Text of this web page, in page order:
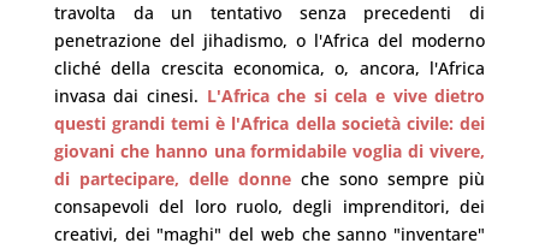
travolta da un tentativo senza precedenti di
penetrazione del jihadismo, o l'Africa del moderno
cliché della crescita economica, o, ancora, l'Africa
invasa dai cinesi. L'Africa che si cela e vive dietro
questi grandi temi è l'Africa della società civile: dei
giovani che hanno una formidabile voglia di vivere,
di partecipare, delle donneche sono sempre più
consapevoli del loro ruolo, degli imprenditori, dei
creativi, dei "maghi" del web che sanno "inventare"